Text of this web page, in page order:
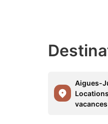
Aigues-
vacances